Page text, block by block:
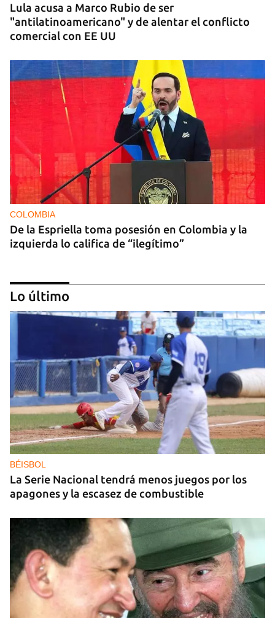
Lula acusa a Marco Rubio de ser
"antilatinoamericano" y de alentar el conflicto
comercial con EE UU
COLOMBIA
De la Espriella toma posesión en Colombia y la
izquierda lo califica de “ilegítimo”
DEPORTACIONES EE UU
El ICE envía a la fuerza a migrantes, entre ellos
cuatro cubanos, a la República Centroafricana
Lo último
BÉISBOL
La Serie Nacional tendrá menos juegos por los
apagones y la escasez de combustible